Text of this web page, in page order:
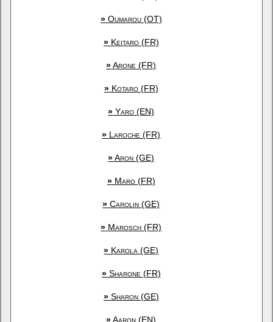
»Oumarou (OT)
»Keitaro (FR)
»Arone (FR)
»Kotaro (FR)
» Yaro (EN)
» Laroche (FR)
»Aron (GE)
»Maro (FR)
» Carolin (GE)
» Marosch (FR)
» Karola (GE)
»Sharone (FR)
»Sharon (GE)
»Aaron (EN)